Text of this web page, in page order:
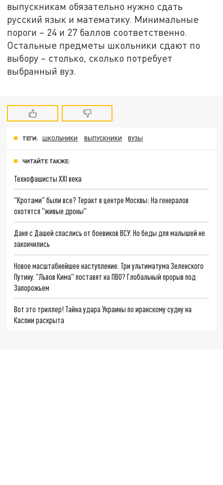
выпускникам обязательно нужно сдать
русский язык и математику. Минимальные
пороги – 24 и 27 баллов соответственно.
Остальные предметы школьники сдают по
выбору – столько, сколько потребует
выбранный вуз.
ТЕГИ: ШКОЛЬНИКИ ВЫПУСКНИКИ ВУЗЫ
ЧИТАЙТЕ ТАКЖЕ:
Технофашисты XXI века
"Кротами" были все? Теракт в центре Москвы: На генералов
охотятся "живые дроны"
Даня с Дашей спаслись от боевиков ВСУ. Но беды для малышей не
закончились
Новое масштабнейшее наступление. Три ультиматума Зеленского
Путину. "Львов Кима" поставят на ПВО? Глобальный прорыв под
Запорожьем
Вот это триллер! Тайна удара Украины по иранскому судну на
Каспии раскрыта